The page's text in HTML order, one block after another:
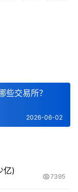
些交易所？
2026-06-02
亿)
7395